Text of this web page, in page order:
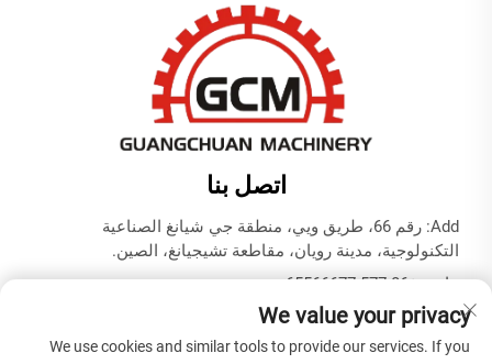
اتصل بنا
Add: رقم 66، طريق ويي، منطقة جي شيانغ الصناعية
التكنولوجية، مدينة رويان، مقاطعة تشيجيانغ، الصين.
هاتف:+86-577-65566677
البريد الإلكتروني:[email protected]
We value your privacy
We use cookies and similar tools to provide our services. If you